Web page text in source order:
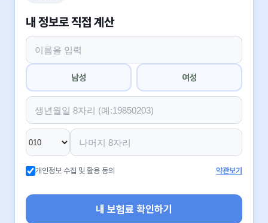
내 정보로 직접 계산
남성 여성
개인정보 수집 및 활용 동의 약관보기
내 보험료 확인하기